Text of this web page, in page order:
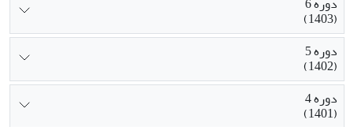
(1403)
دوره 5
(1402)
دوره 4
(1401)